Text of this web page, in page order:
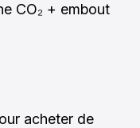
CO₂ + embout
acheter de